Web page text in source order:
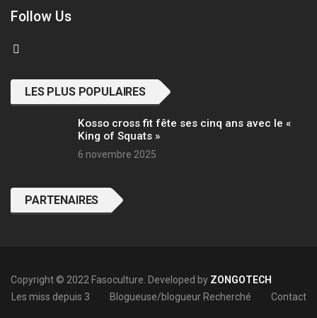
Follow Us
LES PLUS POPULAIRES
Kosso cross fit fête ses cinq ans avec le «
King of Squats »
6 novembre 2025
PARTENAIRES
Copyright © 2022 Fasoculture. Developed by ZONGOTECH
Les miss depuis 3
Blogueuse/blogueur Recherché Contact